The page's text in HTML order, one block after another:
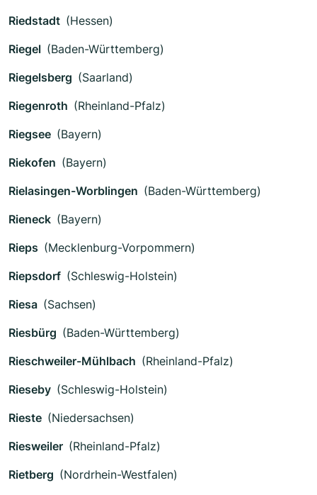
Riedstadt (Hessen)
Riegel (Baden-Württemberg)
Riegelsberg (Saarland)
Riegenroth (Rheinland-Pfalz)
Riegsee (Bayern)
Riekofen (Bayern)
Rielasingen-Worblingen (Baden-Württemberg)
Rieneck (Bayern)
Rieps (Mecklenburg-Vorpommern)
Riepsdorf (Schleswig-Holstein)
Riesa (Sachsen)
Riesbürg (Baden-Württemberg)
Rieschweiler-Mühlbach (Rheinland-Pfalz)
Rieseby (Schleswig-Holstein)
Rieste (Niedersachsen)
Riesweiler (Rheinland-Pfalz)
Rietberg (Nordrhein-Westfalen)